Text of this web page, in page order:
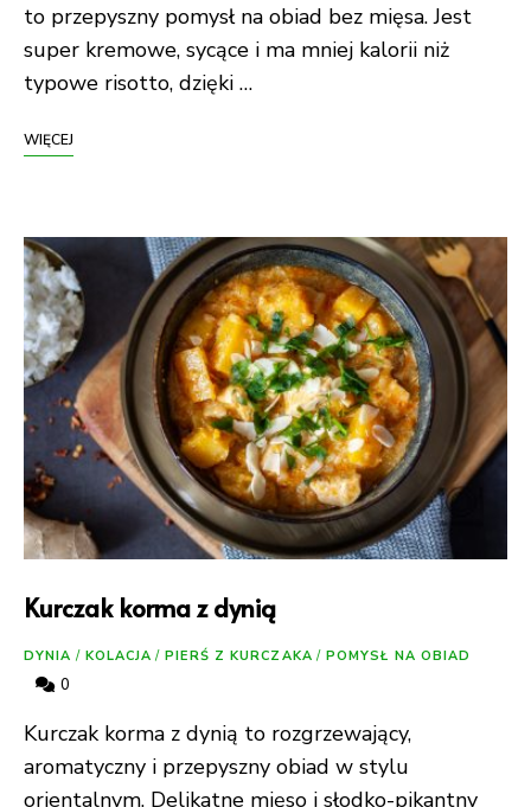
to przepyszny pomysł na obiad bez mięsa. Jest
super kremowe, sycące i ma mniej kalorii niż
typowe risotto, dzięki …
WIĘCEJ
Kurczak korma z dynią
DYNIA / KOLACJA / PIERŚ Z KURCZAKA / POMYSŁ NA OBIAD
0
Kurczak korma z dynią to rozgrzewający,
aromatyczny i przepyszny obiad w stylu
orientalnym. Delikatne mięso i słodko-pikantny